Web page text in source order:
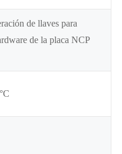
de llaves para
de la placa NCP